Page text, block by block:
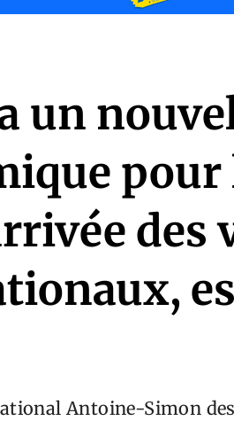
un
pour
des
Antoine-Simon